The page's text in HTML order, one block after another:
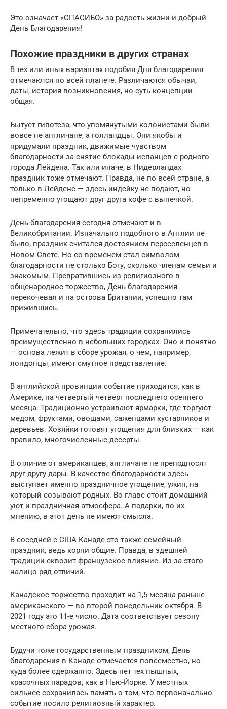
Это означает «СПАСИБО» за радость жизни и добрый
День Благодарения!
Похожие праздники в других странах
В тех или иных вариантах подобия Дня благодарения
отмечаются по всей планете. Различаются обычаи,
даты, история возникновения, но суть концепции
общая.
Бытует гипотеза, что упомянутыми колонистами были
вовсе не англичане, а голландцы. Они якобы и
придумали праздник, движимые чувством
благодарности за снятие блокады испанцев с родного
города Лейдена. Так или иначе, в Нидерландах
праздник тоже отмечают. Правда, не по всей стране, а
только в Лейдене — здесь индейку не подают, но
непременно угощают друг друга кофе с выпечкой.
День благодарения сегодня отмечают и в
Великобритании. Изначально подобного в Англии не
было, праздник считался достоянием переселенцев в
Новом Свете. Но со временем стал символом
благодарности не столько Богу, сколько членам семьи и
знакомым. Превратившись из религиозного в
общенародное торжество, День благодарения
перекочевал и на острова Британии, успешно там
прижившись.
Примечательно, что здесь традиции сохранились
преимущественно в небольших городках. Оно и понятно
— основа лежит в сборе урожая, о чем, например,
лондонцы, имеют смутное представление.
В английской провинции событие приходится, как в
Америке, на четвертый четверг последнего осеннего
месяца. Традиционно устраивают ярмарки, где торгуют
медом, фруктами, овощами, саженцами кустарников и
деревьев. Хозяйки готовят угощения для близких — как
правило, многочисленные десерты.
В отличие от американцев, англичане не преподносят
друг другу дары. В качестве благодарности здесь
выступает именно праздничное угощение, ужин, на
который созывают родных. Во главе стоит домашний
уют и праздничная атмосфера. А подарки, по их
мнению, в этот день не имеют смысла.
В соседней с США Канаде это также семейный
праздник, ведь корни общие. Правда, в здешней
традиции сквозит французское влияние. Из-за этого
налицо ряд отличий.
Канадское торжество проходит на 1,5 месяца раньше
американского — во второй понедельник октября. В
2021 году это 11-е число. Дата соответствует сезону
местного сбора урожая.
Будучи тоже государственным праздником, День
благодарения в Канаде отмечается повсеместно, но
куда более сдержанно. Здесь нет тех пышных,
красочных парадов, как в Нью-Йорке. У местных
сильнее сохранилась память о том, что первоначально
событие носило религиозный характер.